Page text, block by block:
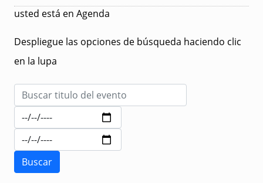
usted está en Agenda
Despliegue las opciones de búsqueda haciendo clic
en la lupa